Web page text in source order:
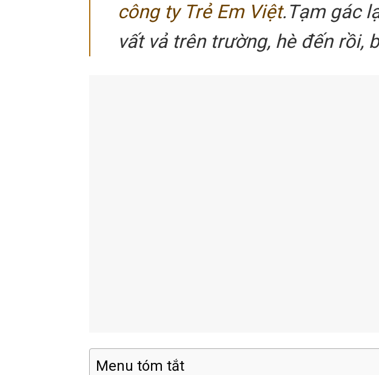
công ty Trẻ Em Việt.Tạm gác
vất vả trên trường, hè đến rồi,
Menu tóm tắt